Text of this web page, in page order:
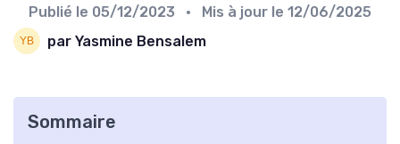
Publié le 05/12/2023 • Mis à jour le 12/06/2025
par Yasmine Bensalem
Sommaire